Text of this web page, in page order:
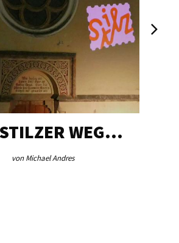
WEG…
von Michael Andres